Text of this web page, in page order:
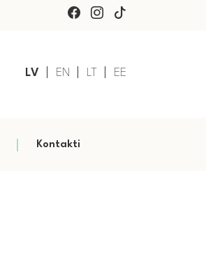
LV EN LT EE
Kontakti